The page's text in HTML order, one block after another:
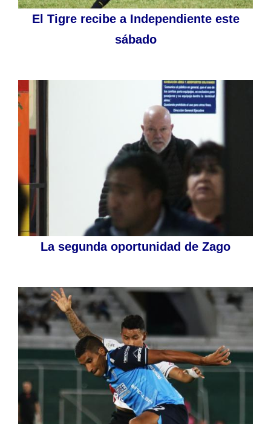
El Tigre recibe a Independiente este
sábado
La segunda oportunidad de Zago